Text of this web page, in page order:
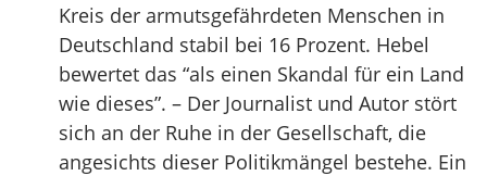
Kreis der armutsgefährdeten Menschen in
Deutschland stabil bei 16 Prozent. Hebel
bewertet das “als einen Skandal für ein Land
wie dieses”. – Der Journalist und Autor stört
sich an der Ruhe in der Gesellschaft, die
angesichts dieser Politikmängel bestehe. Ein